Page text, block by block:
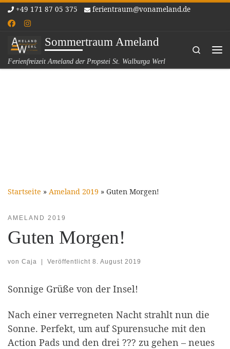
Zum Inhalt springen
+49 171 87 05 375 ferientraum@vonameland.de
Sommertraum Ameland
Ferienfreizeit Ameland der Propstei St. Walburga Werl
Search
Startseite » Ameland 2019 » Guten Morgen!
AMELAND 2019
Guten Morgen!
von Caja Veröffentlicht 8. August 2019
Sonnige Grüße von der Insel!
Nach einer verregneten Nacht strahlt nun die
Sonne. Perfekt, um auf Spurensuche mit den
Action Pads und den drei ??? zu gehen – neues